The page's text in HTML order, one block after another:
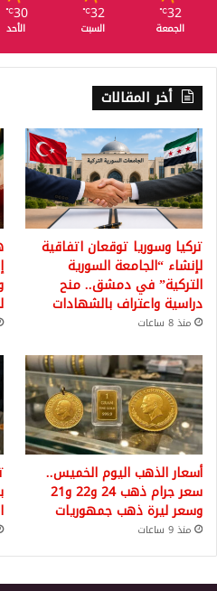
32
℃
الجمعة
32
℃
السبت
30
℃
الأحد
أخر المقالات
تركيا وسوريا توقعان اتفاقية
لإنشاء “الجامعة السورية
التركية” في دمشق.. منح
دراسية واعتراف بالشهادات
منذ 8 ساعات
أسعار الذهب اليوم الخميس..
سعر جرام ذهب 24 و22 و21
وسعر ليرة ذهب جمهوريات
منذ 9 ساعات